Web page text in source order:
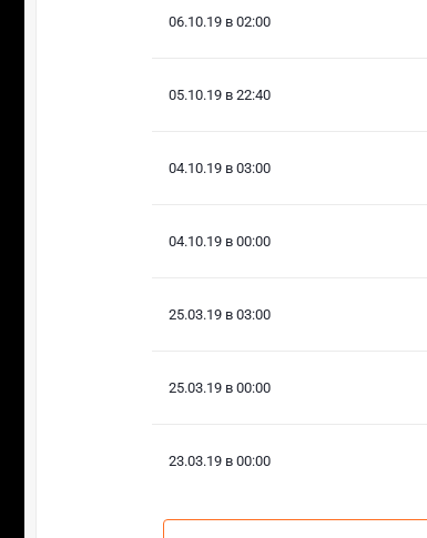
06.10.19 в 02:00
05.10.19 в 22:40
04.10.19 в 03:00
04.10.19 в 00:00
25.03.19 в 03:00
25.03.19 в 00:00
23.03.19 в 00:00